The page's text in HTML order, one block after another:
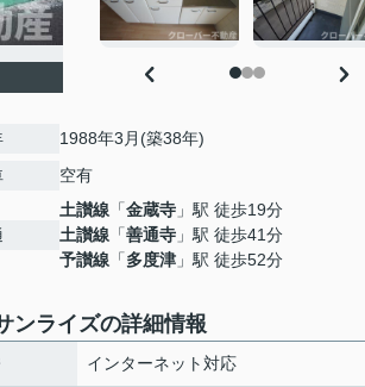
1988年3月(築38年)
空有
土讃線 「金蔵寺 」駅 徒歩19分
土讃線 「善通寺 」駅 徒歩41分
予讃線 「多度津 」駅 徒歩52分
ンライズの詳細情報
インターネット対応